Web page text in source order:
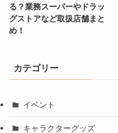
る？業務スーパーやドラッ
グストアなど取扱店舗まと
め！
カテゴリー
イベント
キャラクターグッズ